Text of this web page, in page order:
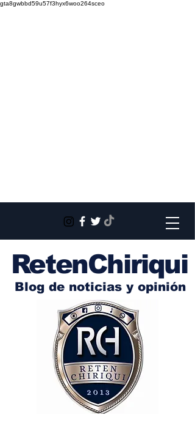
gta8gwbbd59u57f3hyx6woo264sceo
RetenChiriqui
Blog de noticias y opinión